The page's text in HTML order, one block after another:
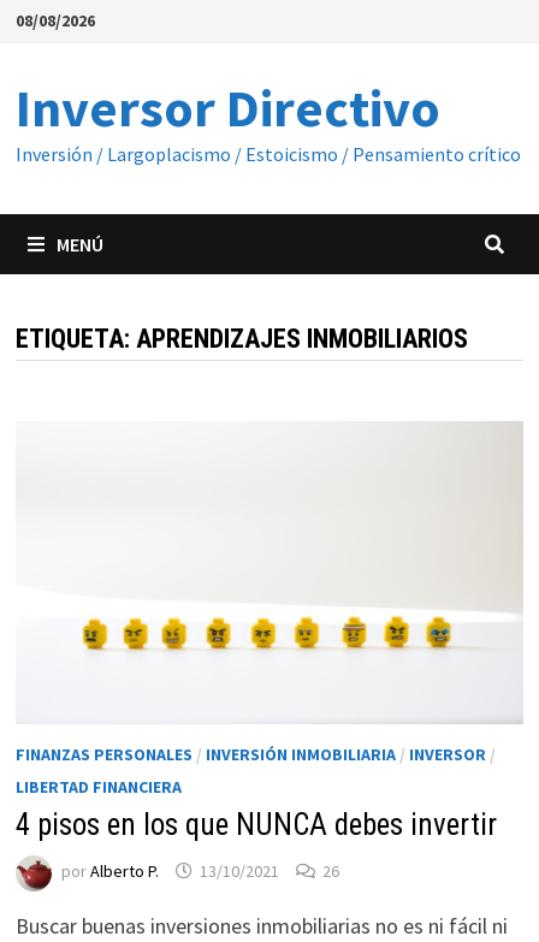
Saltar
08/08/2026
Inversor Directivo
Inversión / Largoplacismo / Estoicismo / Pensamiento crítico
MENÚ
ETIQUETA: APRENDIZAJES INMOBILIARIOS
FINANZAS PERSONALES / INVERSIÓN INMOBILIARIA/ INVERSOR /
LIBERTAD FINANCIERA
4 pisos en los que NUNCA debes invertir
porAlberto P. 13/10/2021 26
Buscar buenas inversiones inmobiliarias no es ni fácil ni
Necesarias
Estas
cookies no